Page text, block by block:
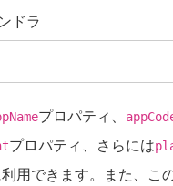
ドラ
プロパティ、
プロパティ、さらには
用できます。また、こ